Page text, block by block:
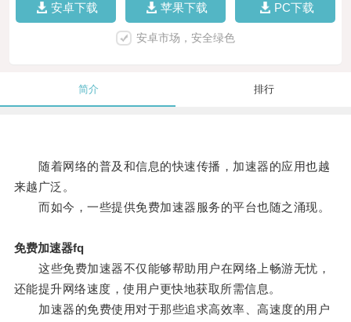
安卓下载 苹果下载 PC下载
安卓市场，安全绿色
简介 排行
随着网络的普及和信息的快速传播，加速器的应用也越
来越广泛。
而如今，一些提供免费加速器服务的平台也随之涌现。
免费加速器fq
这些免费加速器不仅能够帮助用户在网络上畅游无忧，
还能提升网络速度，使用户更快地获取所需信息。
加速器的免费使用对于那些追求高效率、高速度的用户